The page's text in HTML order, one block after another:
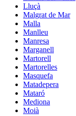
Lluçà
Malgrat de Mar
Malla
Manlleu
Manresa
Marganell
Martorell
Martorelles
Masquefa
Matadepera
Mataró
Mediona
Moià